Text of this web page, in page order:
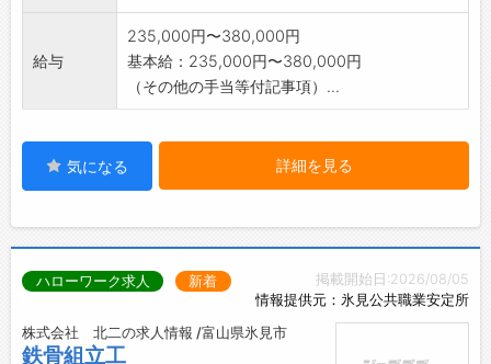
給与
235,000円〜380,000円
基本給：235,000円〜380,000円
（その他の手当等付記事項）...
気になる 詳細を見る
掲載開始日:2026/08/05
情報提供元：氷見公共職業安定所
ハローワーク求人 新着
株式会社 北二の求人情報 /富山県氷見市
鉄骨組立工